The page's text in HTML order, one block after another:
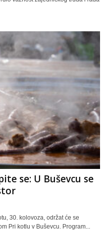
se: U Buševcu se
30. kolovoza, održat će se
Pri kotlu v Buševcu. Program...